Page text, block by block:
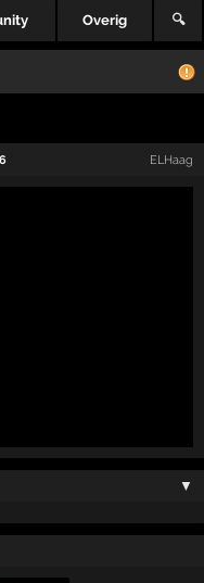
Overig 🔍
ELHaag
▼